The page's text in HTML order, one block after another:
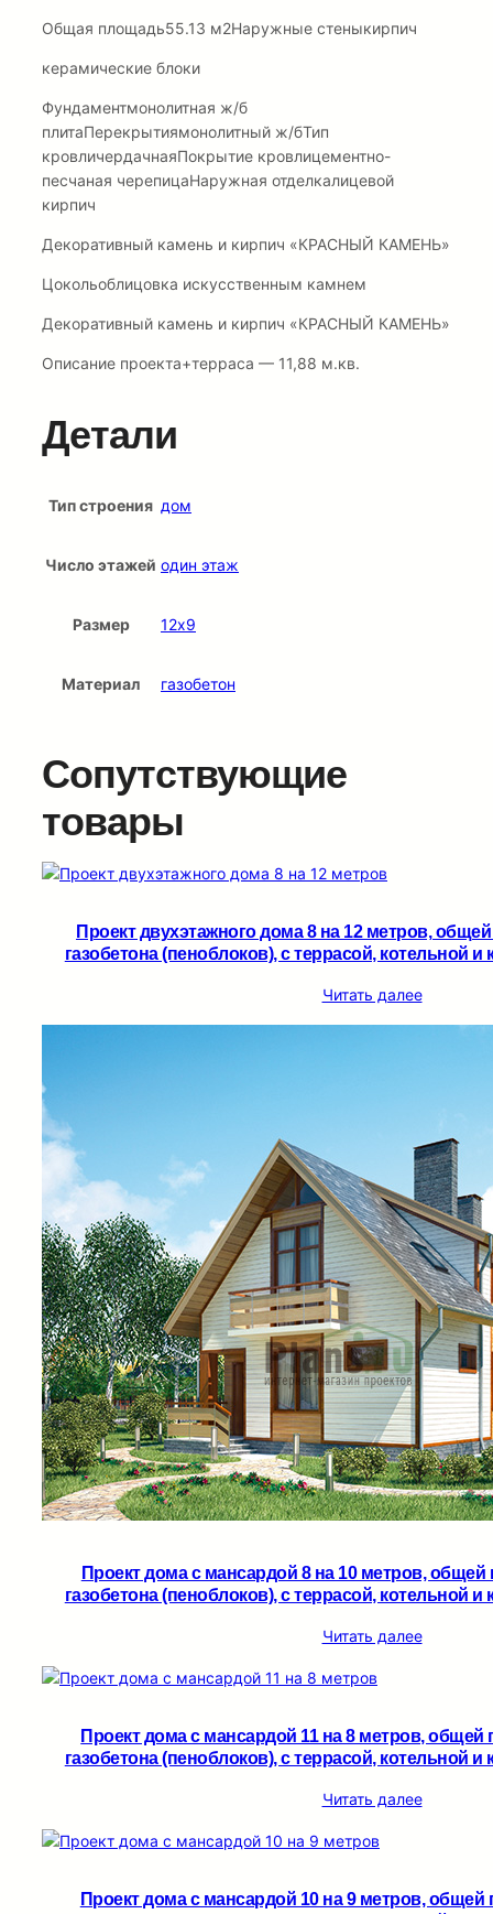
Общая площадь55.13 м2Наружные стеныкирпич
керамические блоки
Фундаментмонолитная ж/б
плитаПерекрытиямонолитный ж/бТип
кровличердачнаяПокрытие кровлицементно-
песчаная черепицаНаружная отделкалицевой
кирпич
Декоративный камень и кирпич «КРАСНЫЙ КАМЕНЬ»
Цокольоблицовка искусственным камнем
Декоративный камень и кирпич «КРАСНЫЙ КАМЕНЬ»
Описание проекта+терраса — 11,88 м.кв.
Детали
Тип строения дом
Число этажей один этаж
Размер 12х9
Материал газобетон
Сопутствующие
товары
Проект двухэтажного дома 8 на 12 метров,
газобетона (пеноблоков), c террасой, котельной и
Читать далее
Проект дома с мансардой 8 на 10 метров,
газобетона (пеноблоков), c террасой, котельной и
Читать далее
Проект дома с мансардой 11 на 8 метров,
газобетона (пеноблоков), c террасой, котельной и
Читать далее
Проект дома с мансардой 10 на 9 метров,